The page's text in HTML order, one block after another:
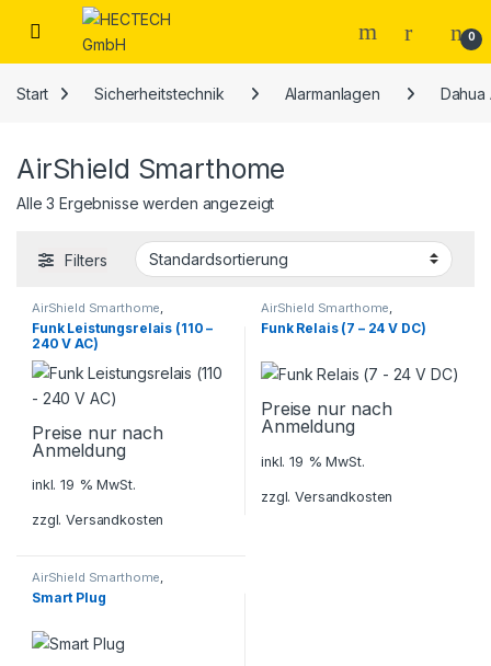
Open 0
Start Sicherheitstechnik Alarmanlagen Dahua
AirShield Smarthome
Alle 3 Ergebnisse werden angezeigt
Filters
AirShield Smarthome,
Alarmanlagen Dahua AirShield
Sicherheitstechnik,Smarthome
Funk Leistungsrelais (110 –
240 V AC)
Preise nur nach
Anmeldung
inkl. 19 % MwSt.
zzgl.Versandkosten
AirShield Smarthome,
Alarmanlagen,Dahua AirShield
Sicherheitstechnik,Smarthome
Funk Relais (7 – 24 V DC)
Preise nur nach
Anmeldung
inkl. 19 % MwSt.
zzgl.Versandkosten
AirShield Smarthome,
Alarmanlagen
Sicherheitstechnik
Smart Plug